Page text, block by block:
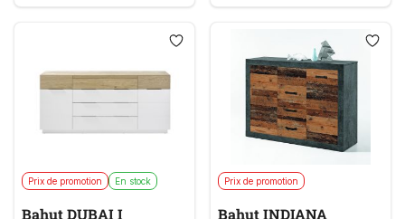
Prix de promotion En stock
Bahut DUBAI I
Prix de promotion
Bahut INDIANA